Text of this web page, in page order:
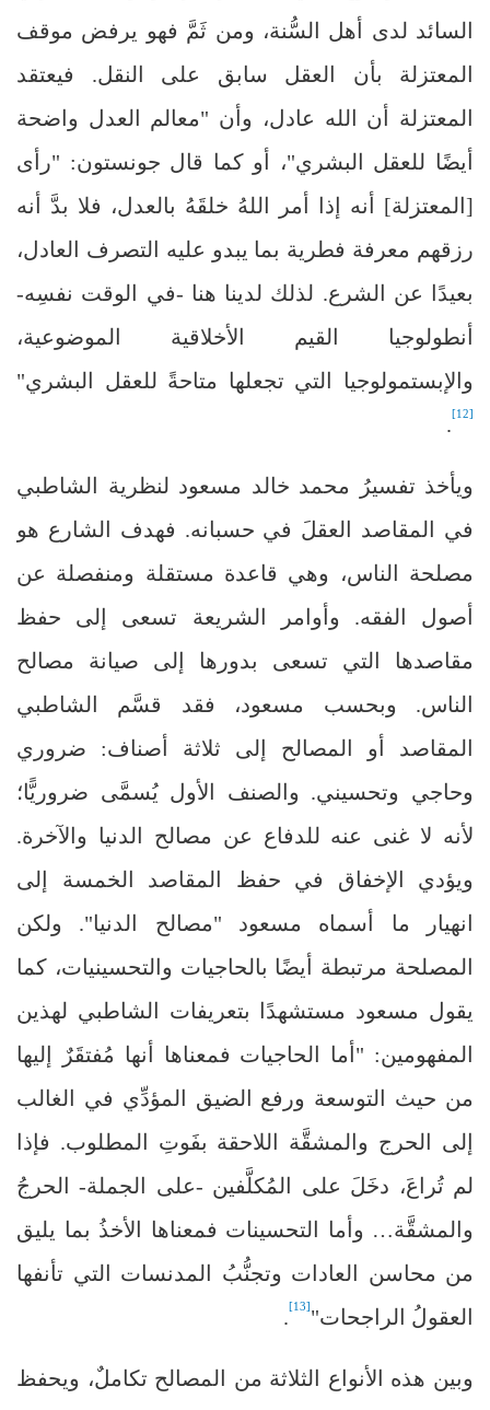
السائد لدى أهل السُّنة، ومن ثَمَّ فهو يرفض موقف
المعتزلة بأن العقل سابق على النقل. فيعتقد
المعتزلة أن الله عادل، وأن "معالم العدل واضحة
أيضًا للعقل البشري"، أو كما قال جونستون: "رأى
[المعتزلة] أنه إذا أمر اللهُ خلقَهُ بالعدل، فلا بدَّ أنه
رزقهم معرفة فطرية بما يبدو عليه التصرف العادل،
بعيدًا عن الشرع. لذلك لدينا هنا -في الوقت نفسِه-
أنطولوجيا القيم الأخلاقية الموضوعية،
والإبستمولوجيا التي تجعلها متاحةً للعقل البشري"
[12]
.
ويأخذ تفسيرُ محمد خالد مسعود لنظرية الشاطبي
في المقاصد العقلَ في حسبانه. فهدف الشارع هو
مصلحة الناس، وهي قاعدة مستقلة ومنفصلة عن
أصول الفقه. وأوامر الشريعة تسعى إلى حفظ
مقاصدها التي تسعى بدورها إلى صيانة مصالح
الناس. وبحسب مسعود، فقد قسَّم الشاطبي
المقاصد أو المصالح إلى ثلاثة أصناف: ضروري
وحاجي وتحسيني. والصنف الأول يُسمَّى ضروريًّا؛
لأنه لا غنى عنه للدفاع عن مصالح الدنيا والآخرة.
ويؤدي الإخفاق في حفظ المقاصد الخمسة إلى
انهيار ما أسماه مسعود "مصالح الدنيا". ولكن
المصلحة مرتبطة أيضًا بالحاجيات والتحسينيات، كما
يقول مسعود مستشهدًا بتعريفات الشاطبي لهذين
المفهومين: " أما الحاجيات فمعناها أنها مُفتقَرٌ إليها
من حيث التوسعة ورفع الضيق المؤدِّي في الغالب
إلى الحرج والمشقَّة اللاحقة بفَوتِ المطلوب. فإذا
لم تُراعَ، دخَلَ على المُكلَّفين -على الجملة- الحرجُ
والمشقَّة… وأما التحسينات فمعناها الأخذُ بما يليق
من محاسن العادات وتجنُّبُ المدنسات التي تأنفها
العقولُ الراجحات"
[13]
.
وبين هذه الأنواع الثلاثة من المصالح تكاملٌ، ويحفظ